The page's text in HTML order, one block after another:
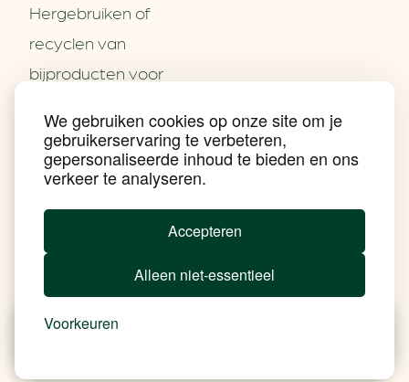
We gebruiken cookies op onze site om je
gebruikerservaring te verbeteren,
gepersonaliseerde inhoud te bieden en ons
verkeer te analyseren.
Accepteren
Alleen niet-essentieel
Voorkeuren
Partners
Contact
Nieuws
Praktijkverhalen
Events
Nieuwsbrief
Achtergrond klimaatverandering
Beprijzing van CO2
Verduurzamen bedrijventerrein
Hergebruiken of
recyclen van
bijproducten voor
Energie besparen op
uw PC
Privacy & Disclaimer